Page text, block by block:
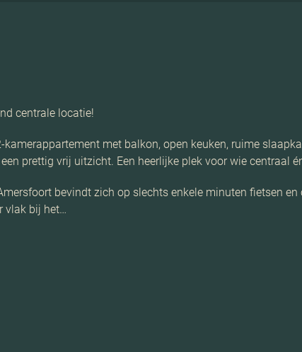
centrale locatie!
met balkon, open keuken, ruime
prettig vrij uitzicht. Een heerlijke plek voor wie centraal
bevindt zich op slechts enkele minuten fietsen
vlak bij het…